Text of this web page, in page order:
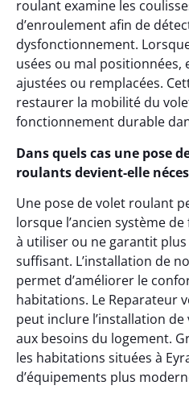
roulant examine les
d’enroulement afin de
dysfonctionnement.
usées ou mal positionnées,
ajustées ou remplacées.
restaurer la mobilité du
fonctionnement durable
Dans quels cas une pose
roulants devient-elle
Une pose de volet roulant
lorsque l’ancien système
à utiliser ou ne garantit
suffisant. L’installation de
permet d’améliorer le
habitations. Le Reparateur
peut inclure l’installation
aux besoins du logement.
les habitations situées à
d’équipements plus